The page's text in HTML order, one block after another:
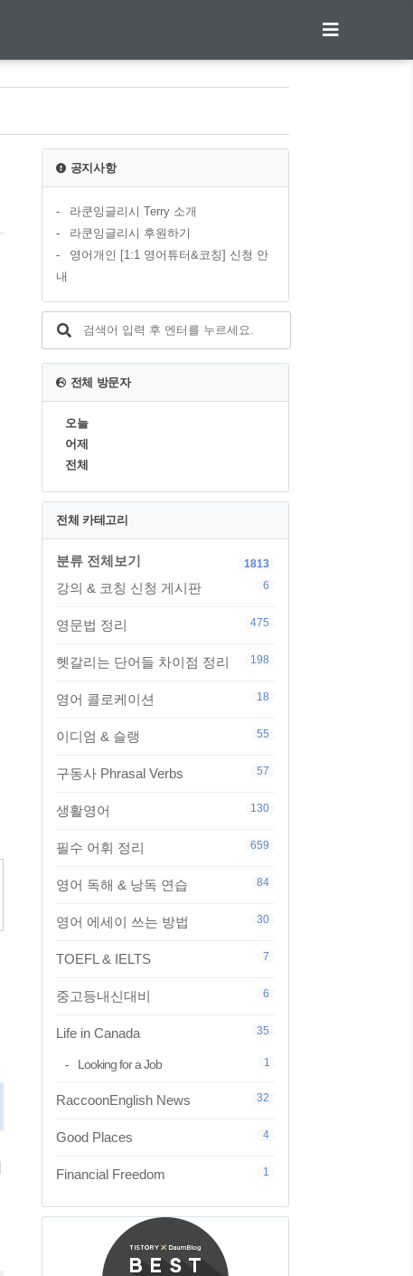
공지사항
라쿤잉글리시 Terry 소개
라쿤잉글리시 후원하기
영어개인 [1:1 영어튜터&코칭] 신청 안
내
전체 방문자
오늘
어제
전체
전체 카테고리
분류 전체보기 1813
강의 & 코칭 신청 게시판 6
영문법 정리 475
헷갈리는 단어들 차이점 정리 198
영어 콜로케이션 18
이디엄 & 슬랭 55
구동사 Phrasal Verbs 57
생활영어 130
필수 어휘 정리 659
영어 독해 & 낭독 연습 84
영어 에세이 쓰는 방법 30
TOEFL & IELTS 7
중고등내신대비 6
Life in Canada 35
Looking for a Job 1
RaccoonEnglish News 32
Good Places 4
Financial Freedom 1